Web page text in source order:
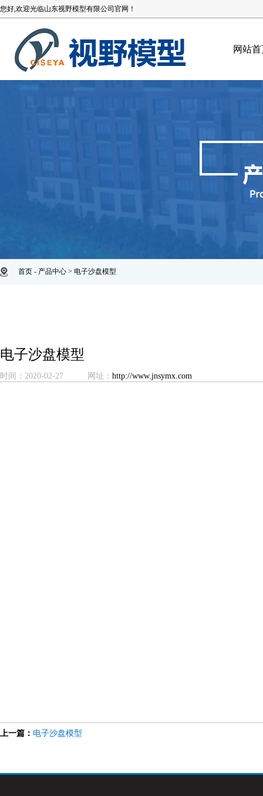
您好,欢迎光临山东视野模型有限公司官网！
网站
首页 - 产品中心 > 电子沙盘模型
电子沙盘模型
时间：2020-02-27 网址：http://www.jnsymx.com
上一篇： 电子沙盘模型